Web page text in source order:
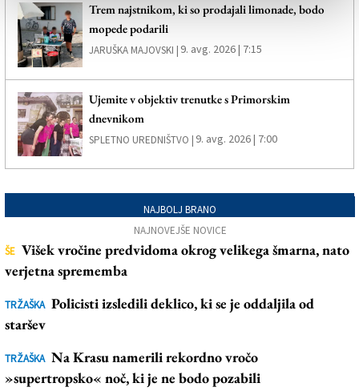
Trem najstnikom, ki so prodajali limonade, bodo
mopede podarili
JARUŠKA MAJOVSKI | 9. avg. 2026 | 7:15
Ujemite v objektiv trenutke s Primorskim
dnevnikom
SPLETNO UREDNIŠTVO | 9. avg. 2026 | 7:00
NAJBOLJ BRANO
NAJNOVEJŠE NOVICE
ŠE Višek vročine predvidoma okrog velikega šmarna, nato
verjetna sprememba
TRŽAŠKA Policisti izsledili deklico, ki se je oddaljila od
staršev
TRŽAŠKA Na Krasu namerili rekordno vročo
»supertropsko« noč, ki je ne bodo pozabili